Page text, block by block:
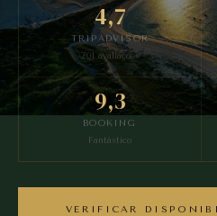
4,7
TRIPADVISOR
701 avaliações
9,3
BOOKING
Fantástico
VERIFICAR